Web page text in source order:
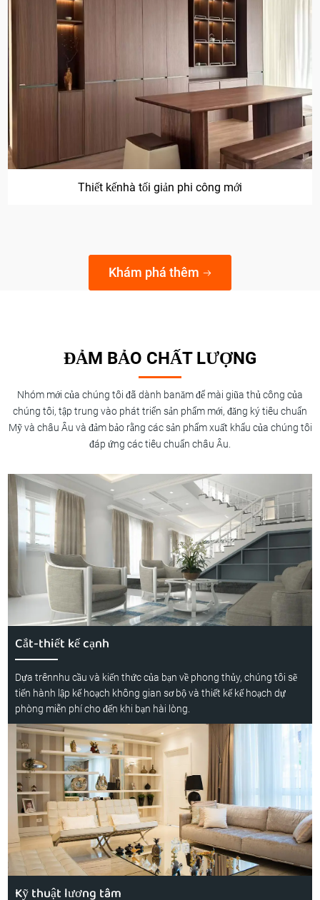
Trang trínhà tối giản của Pháp
Khám phá thêm
ĐẢM BẢO CHẤT LƯỢNG
Nhóm mới của chúng tôi đã dành banăm để mài giũa thủ công của
chúng tôi, tập trung vào phát triển sản phẩm mới, đăng ký tiêu chuẩn
Mỹ và châu Âu và đảm bảo rằng các sản phẩm xuất khẩu của chúng tôi
đáp ứng các tiêu chuẩn châu Âu.
Cắt-thiết kế cạnh
Dựa trênnhu cầu và kiến thức của bạn về phong thủy, chúng tôi sẽ
tiến hành lập kế hoạch không gian sơ bộ và thiết kế kế hoạch dự
phòng miễn phí cho đến khi bạn hài lòng.
Kỹ thuật lương tâm